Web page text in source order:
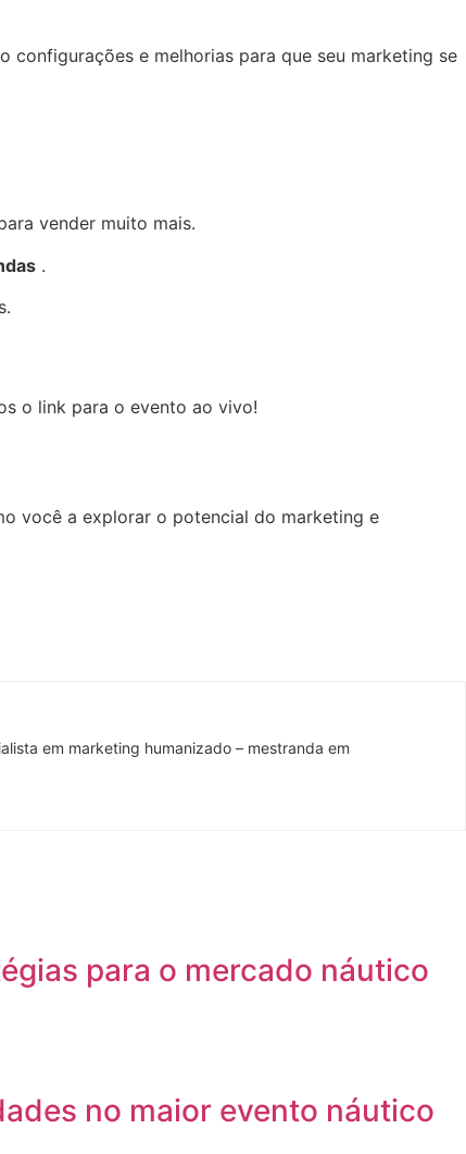
e melhorias para que seu marketing se
vender muito mais.
.
o link para o evento ao vivo!
você a explorar o potencial do marketing e
em marketing humanizado – mestranda em
para o mercado náutico
no maior evento náutico